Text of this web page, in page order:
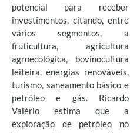
potencial para receber
investimentos, citando, entre
vários segmentos, a
fruticultura, agricultura
agroecológica, bovinocultura
leiteira, energias renováveis,
turismo, saneamento básico e
petróleo e gás. Ricardo
Valério estima que a
exploração de petróleo no